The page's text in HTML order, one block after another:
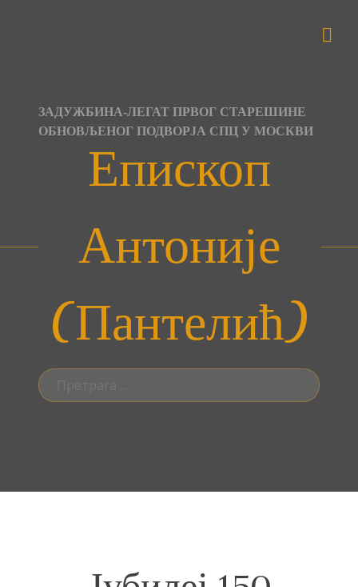
ЗАДУЖБИНА-ЛЕГАТ ПРВОГ СТАРЕШИНЕ
ОБНОВЉЕНОГ ПОДВОРЈА СПЦ У МОСКВИ
Епископ
Антоније
(Пантелић)
Претрага
за: